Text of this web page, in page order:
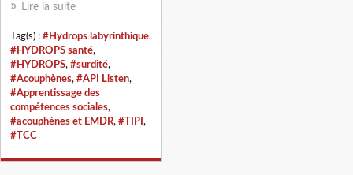
Lire la suite
Tag(s) : #Hydrops labyrinthique,
#HYDROPS santé,
#HYDROPS, #surdité,
#Acouphènes, #API Listen,
#Apprentissage des
compétences sociales,
#acouphènes et EMDR, #TIPI ,
#TCC